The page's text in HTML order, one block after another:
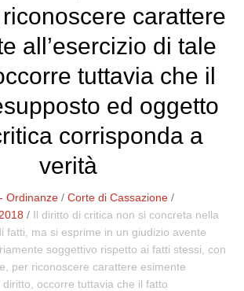
carattere
all’esercizio di tale
tuttavia che il
ed oggetto
corrisponda a
verità
Ordinanze /Corte di Cassazione /
/ Il diritto di critica non si concreta nella
fatti, ma si esprime in un giudizio avente
soggettivo rispetto ai fatti stessi, con
per riconoscere carattere esimente
diritto, occorre tuttavia che il fatto